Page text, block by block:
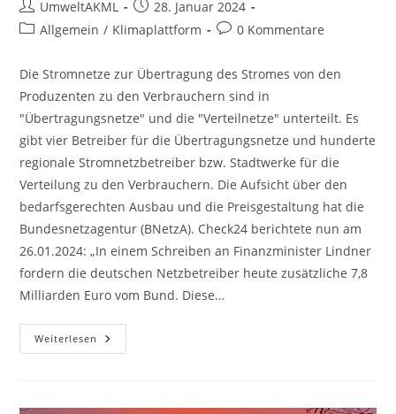
Beitrags-
Autor:
UmweltAKML
Beitrag
veröffentlicht:
28. Januar 2024
Beitrags-
Allgemein / Klimaplattform
Beitrags-
0 Kommentare
Die Stromnetze zur Übertragung des Stromes von den
Produzenten zu den Verbrauchern sind in
"Übertragungsnetze" und die "Verteilnetze" unterteilt. Es
gibt vier Betreiber für die Übertragungsnetze und hunderte
regionale Stromnetzbetreiber bzw. Stadtwerke für die
Verteilung zu den Verbrauchern. Die Aufsicht über den
bedarfsgerechten Ausbau und die Preisgestaltung hat die
Bundesnetzagentur (BNetzA). Check24 berichtete nun am
26.01.2024: „In einem Schreiben an Finanzminister Lindner
fordern die deutschen Netzbetreiber heute zusätzliche 7,8
Milliarden Euro vom Bund. Diese…
Weiterlesen Was
Kosten